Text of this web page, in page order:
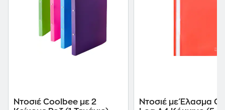
Ντοσιέ Coolbee με 2
Ντοσιέ με Έλασμα